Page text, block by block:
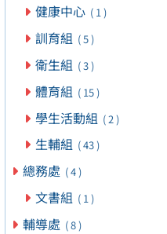
健康中心 ( 1 )
訓育組 ( 5 )
衛生組 ( 3 )
體育組 ( 15 )
學生活動組 ( 2 )
生輔組 ( 43 )
總務處 ( 4 )
文書組 ( 1 )
輔導處 ( 8 )